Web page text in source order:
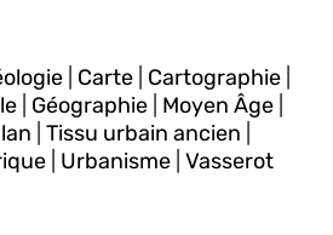
Carte Cartographie
Géographie Moyen Âge
Tissu urbain ancien
Urbanisme Vasserot